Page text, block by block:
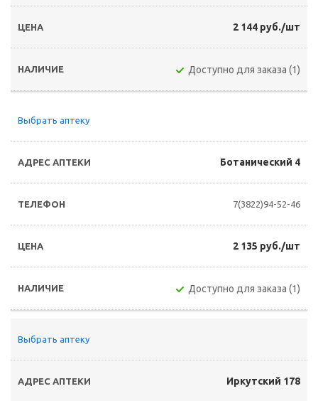
2 144 руб./шт
Доступно для заказа (1)
Выбрать аптеку
Ботанический 4
7(3822)94-52-46
2 135 руб./шт
Доступно для заказа (1)
Выбрать аптеку
Иркутский 178